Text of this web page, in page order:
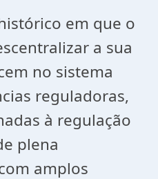
em que o
a sua
no sistema
reguladoras,
à regulação
plena
amplos